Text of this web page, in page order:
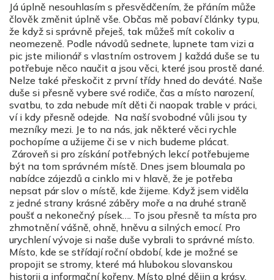
Já úplně nesouhlasím s přesvědčením, že přáním může
člověk změnit úplně vše. Občas mě pobaví články typu,
že když si správně přeješ, tak můžeš mít cokoliv a
neomezeně. Podle návodů sednete, lupnete tam vizi a
pic jste milionář s vlastním ostrovem J každá duše se tu
potřebuje něco naučit a jsou věci, které jsou prostě dané.
Nelze také přeskočit z první třídy hned do deváté. Naše
duše si přesně vybere své rodiče, čas a místo narození,
svatbu, to zda nebude mít děti či naopak trable v práci,
ví i kdy přesně odejde. Na naší svobodné vůli jsou ty
mezníky mezi. Je to na nás, jak některé věci rychle
pochopíme a užijeme či se v nich budeme plácat.
Zároveň si pro získání potřebných lekcí potřebujeme
být na tom správném místě. Dnes jsem bloumala po
nabídce zájezdů a cinklo mi v hlavě, že je potřeba
nepsat pár slov o místě, kde žijeme. Když jsem viděla
z jedné strany krásné záběry moře a na druhé straně
poušť a nekonečný písek…. To jsou přesně ta místa pro
zhmotnění vášně, ohně, hněvu a silných emocí. Pro
urychlení vývoje si naše duše vybrali to správné místo.
Místo, kde se střídají roční období, kde je možné se
propojit se stromy, které má hlubokou slovanskou
historii a informační kořeny. Místo plné dějin a krásy.